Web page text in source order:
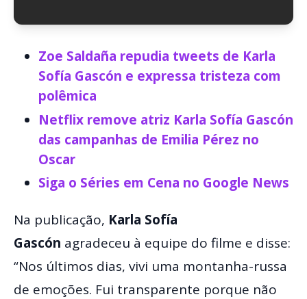
Zoe Saldaña repudia tweets de Karla
Sofía Gascón e expressa tristeza com
polêmica
Netflix remove atriz Karla Sofía Gascón
das campanhas de Emilia Pérez no
Oscar
Siga o Séries em Cena no Google News
Na publicação, Karla Sofía
Gascón agradeceu à equipe do filme e disse:
“Nos últimos dias, vivi uma montanha-russa
de emoções. Fui transparente porque não